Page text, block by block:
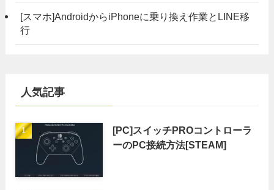
[スマホ]AndroidからiPhoneに乗り換え作業とLINE移
行
人気記事
[PC]スイッチPROコントローラ
ーのPC接続方法[STEAM]